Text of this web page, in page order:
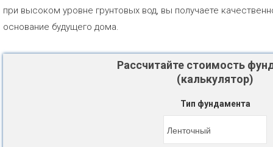
при высоком уровне грунтовых вод, вы получаете
основание будущего дома.
Рассчитайте стоимость
(калькулятор)
Тип фундамента